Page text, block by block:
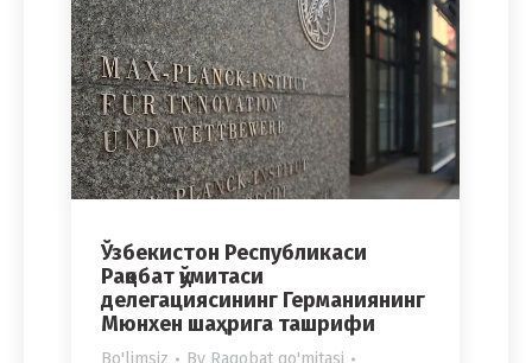
Ўзбекистон Республикаси
Рақобат қўмитаси
делегациясининг Германиянинг
Мюнхен шаҳрига ташрифи